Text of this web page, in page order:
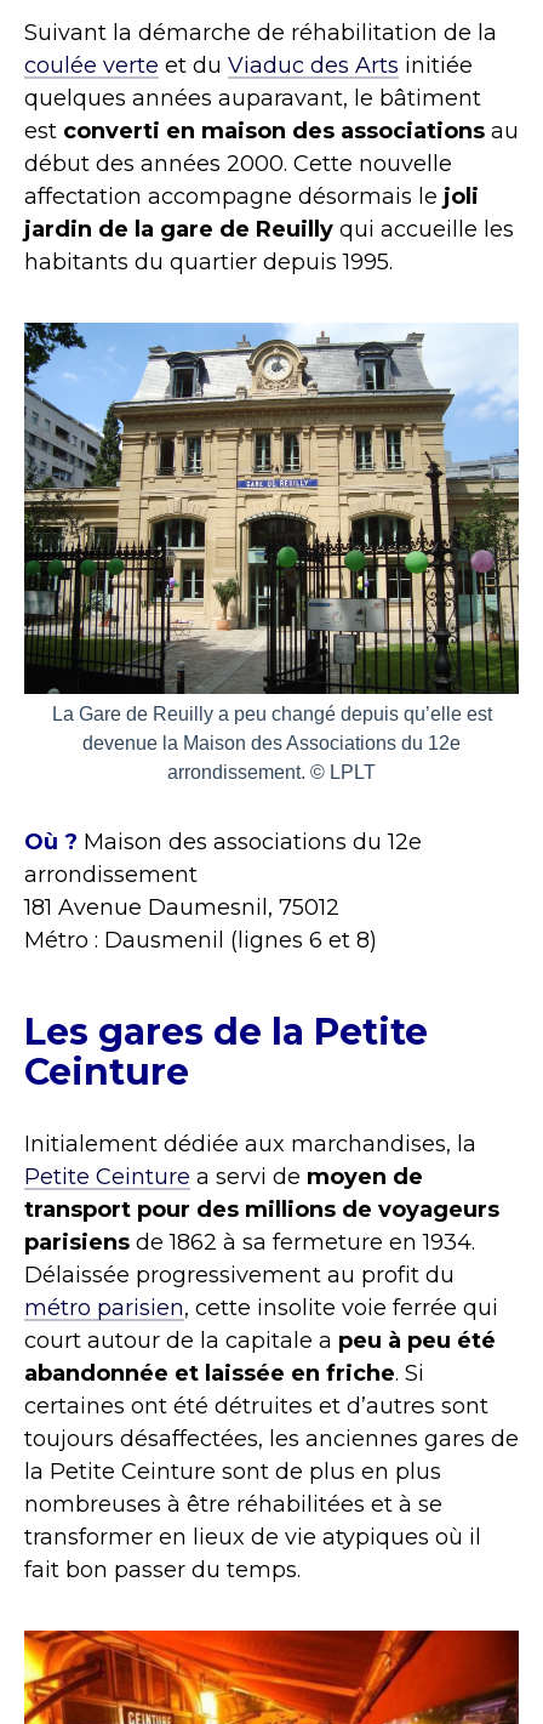
Suivant la démarche de réhabilitation de la
coulée verte et du Viaduc des Arts initiée
quelques années auparavant, le bâtiment
est converti en maison des associations au
début des années 2000. Cette nouvelle
affectation accompagne désormais le joli
jardin de la gare de Reuilly qui accueille les
habitants du quartier depuis 1995.
La Gare de Reuilly a peu changé depuis qu’elle est
devenue la Maison des Associations du 12e
arrondissement. © LPLT
Où ? Maison des associations du 12e
arrondissement
181 Avenue Daumesnil, 75012
Métro : Dausmenil (lignes 6 et 8)
Les gares de la Petite
Ceinture
Initialement dédiée aux marchandises, la
Petite Ceinture a servi de moyen de
transport pour des millions de voyageurs
parisiens de 1862 à sa fermeture en 1934.
Délaissée progressivement au profit du
métro parisien, cette insolite voie ferrée qui
court autour de la capitale a peu à peu été
abandonnée et laissée en friche. Si
certaines ont été détruites et d’autres sont
toujours désaffectées, les anciennes gares de
la Petite Ceinture sont de plus en plus
nombreuses à être réhabilitées et à se
transformer en lieux de vie atypiques où il
fait bon passer du temps.